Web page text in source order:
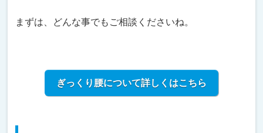
まずは、どんな事でもご相談くださいね。
ぎっくり腰について詳しくはこちら